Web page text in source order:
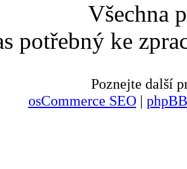
Všechna
potřebný ke
Poznejte další
osCommerce SEO|